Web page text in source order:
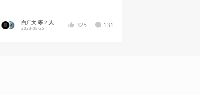
白广大 等 2 人
2023-08-25 325 131